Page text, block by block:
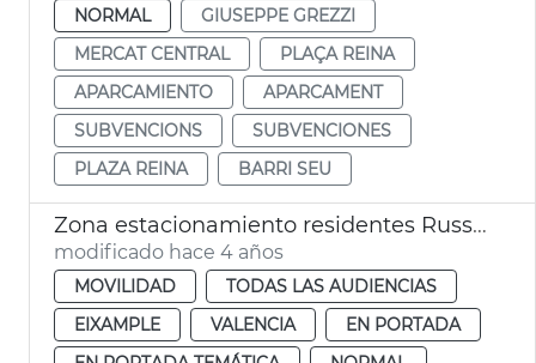
NORMAL
GIUSEPPE GREZZI
MERCAT CENTRAL
PLAÇA REINA
APARCAMIENTO
APARCAMENT
SUBVENCIONS
SUBVENCIONES
PLAZA REINA
BARRI SEU
Zona estacionamiento residentes Russafa
modificado hace 4 años
MOVILIDAD
TODAS LAS AUDIENCIAS
EIXAMPLE
VALENCIA
EN PORTADA